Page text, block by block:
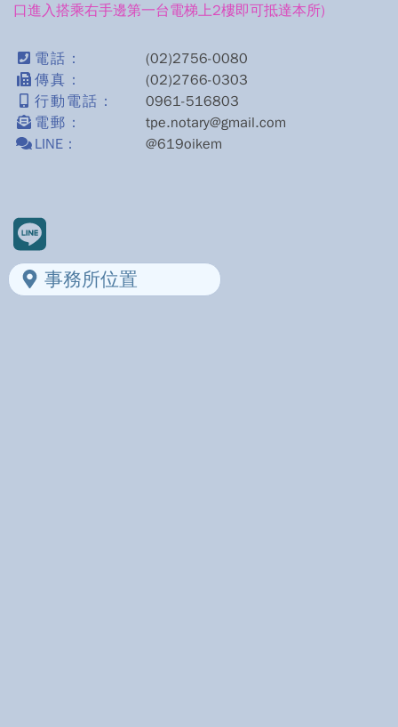
口進入搭乘右手邊第一台電梯上2樓即可抵達本所)
電話：
(02)2756-0080
傳真：
(02)2766-0303
行動電話：
0961-516803
電郵：
tpe.notary@gmail.com
LINE：
@619oikem
事務所位置